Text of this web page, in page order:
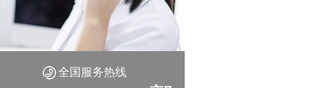
全国服务热线